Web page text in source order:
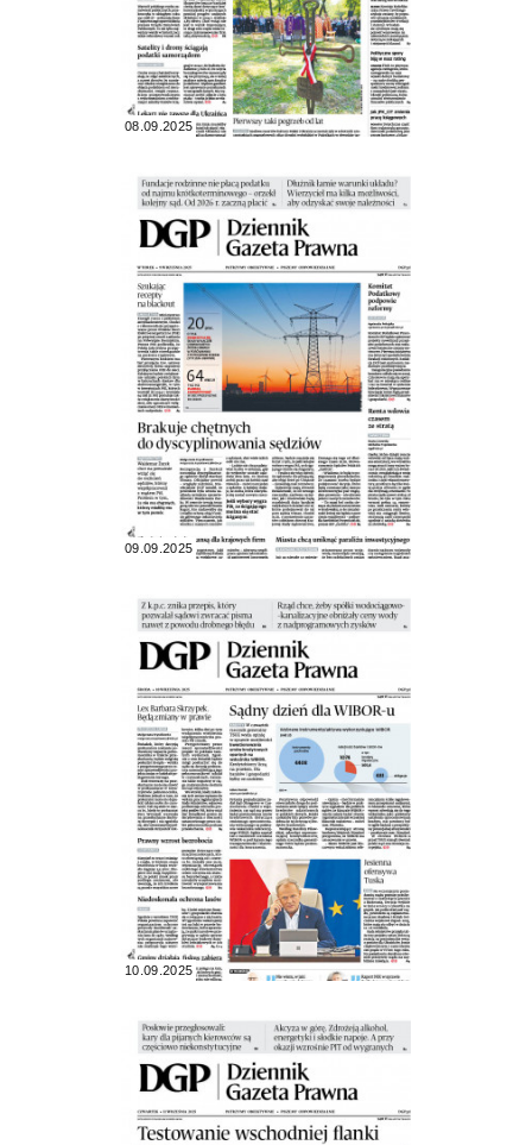
08.09.2025
09.09.2025
10.09.2025